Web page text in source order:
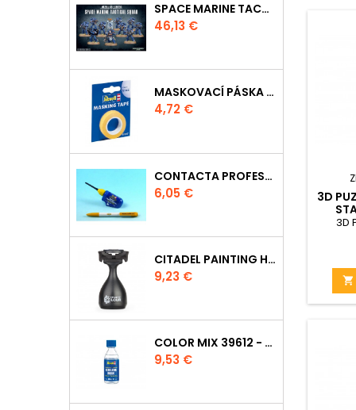
SPACE MARINE TACTICAL SQUAD
Cena
46,13 €
MASKOVACÍ PÁSKA 39695 - 10MM
Cena
4,72 €
CONTACTA PROFESSIONAL 39604 - 25G
Cena
6,05 €
CITADEL PAINTING HANDLE
Cena
9,23 €
COLOR MIX 39612 - ŘEDIDLO 100ML
Cena
9,53 €
3D
3D
